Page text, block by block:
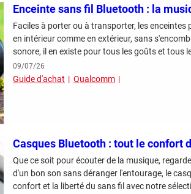
Enceinte sans fil Bluetooth : la
Faciles à porter ou à transporter, les
en intérieur comme en extérieur, sans
sonore, il en existe pour tous les goûts et tous
09/07/26
Guide d'achat Qualcomm
Casques Bluetooth : tout le confort
Que ce soit pour écouter de la musique,
d'un bon son sans déranger l'entourage, le
confort et la liberté du sans fil avec notre